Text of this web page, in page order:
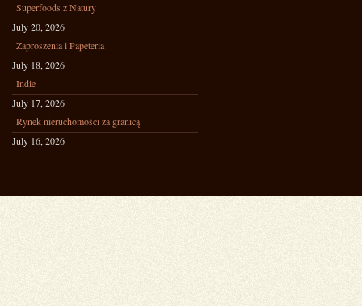
Superfoods z Natury
July 20, 2026
Zaproszenia i Papeteria
July 18, 2026
Indie
July 17, 2026
Rynek nieruchomości za granicą
July 16, 2026